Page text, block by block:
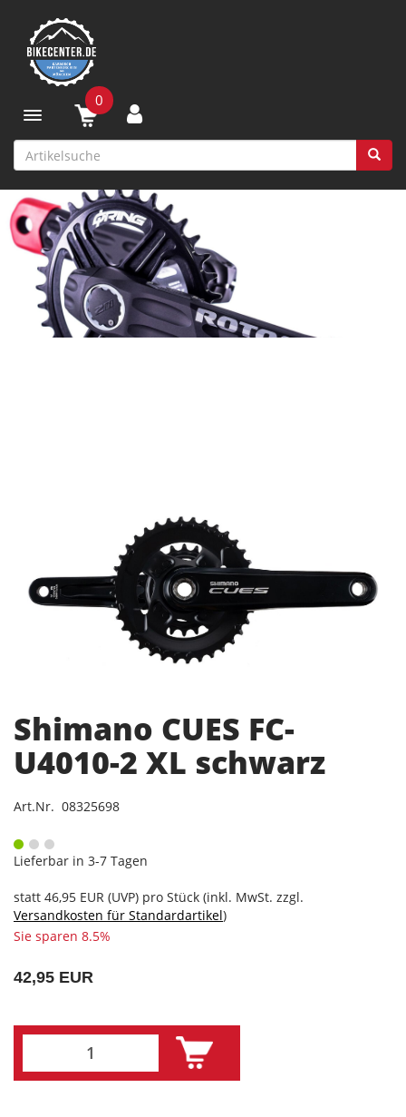
Toggle navigation
0
Shimano CUES FC-
U4010-2 XL schwarz
Art.Nr. 08325698
Lieferbar in 3-7 Tagen
statt 46,95 EUR (UVP) pro Stück (inkl. MwSt. zzgl.
Versandkosten für Standardartikel)
Sie sparen 8.5%
42,95 EUR